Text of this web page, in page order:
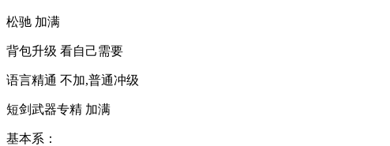
松驰 加满
背包升级 看自己需要
语言精通 不加,普通冲级
短剑武器专精 加满
基本系：